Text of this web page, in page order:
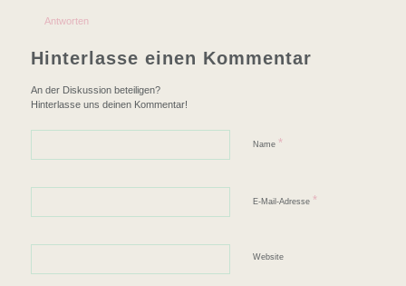
Antworten
Hinterlasse einen Kommentar
An der Diskussion beteiligen?
Hinterlasse uns deinen Kommentar!
Name *
E-Mail-Adresse *
Website